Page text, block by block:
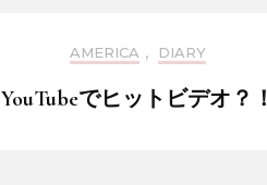
AMERICA , DIARY
YouTubeでヒットビデオ？！